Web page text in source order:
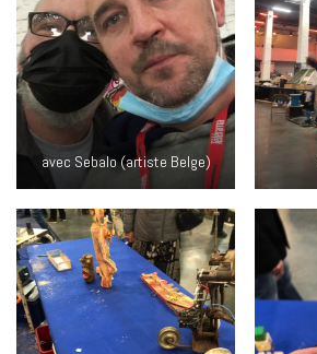
avec Sebalo (artiste Belge)